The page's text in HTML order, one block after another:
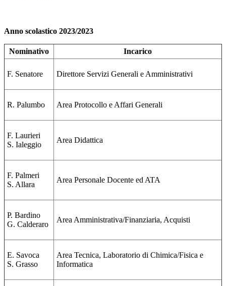
Anno scolastico 2023/2023
Nominativo Incarico
F. Senatore Direttore Servizi Generali e Amministrativi
R. Palumbo Area Protocollo e Affari Generali
F. Laurieri
S. Ialeggio
Area Didattica
F. Palmeri
S. Allara
Area Personale Docente ed ATA
P. Bardino
G. Calderaro
Area Amministrativa/Finanziaria, Acquisti
E. Savoca
S. Grasso
Area Tecnica, Laboratorio di Chimica/Fisica e
Informatica